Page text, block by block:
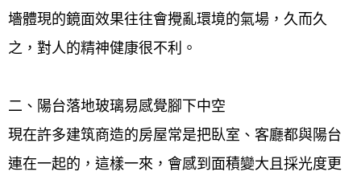
墻體現的鏡面效果往往會攪亂環境的氣場，久而久
之，對人的精神健康很不利。
二、陽台落地玻璃易感覺腳下中空
現在許多建筑商造的房屋常是把臥室、客廳都與陽台
連在一起的，這樣一來，會感到面積變大且採光度更